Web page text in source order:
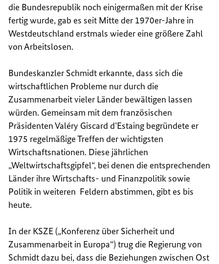
die Bundesrepublik noch einigermaßen mit der Krise
fertig wurde, gab es seit Mitte der 1970er-Jahre in
Westdeutschland erstmals wieder eine größere Zahl
von Arbeitslosen.
Bundeskanzler Schmidt erkannte, dass sich die
wirtschaftlichen Probleme nur durch die
Zusammenarbeit vieler Länder bewältigen lassen
würden. Gemeinsam mit dem französischen
Präsidenten Valéry Giscard d’Estaing begründete er
1975 regelmäßige Treffen der wichtigsten
Wirtschaftsnationen. Diese jährlichen
„Weltwirtschaftsgipfel“, bei denen die entsprechenden
Länder ihre Wirtschafts- und Finanzpolitik sowie
Politik in weiteren Feldern abstimmen, gibt es bis
heute.
In der KSZE („Konferenz über Sicherheit und
Zusammenarbeit in Europa“) trug die Regierung von
Schmidt dazu bei, dass die Beziehungen zwischen Ost